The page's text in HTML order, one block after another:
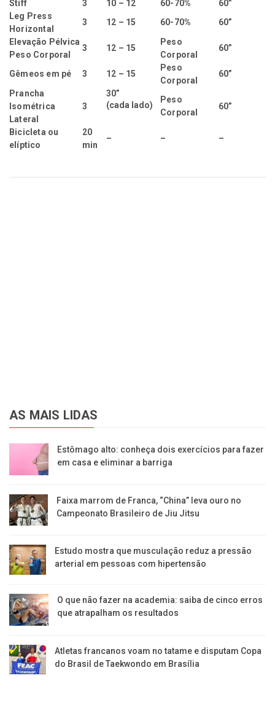
Stiff 3 10 – 12 60-70%
60”
Leg Press
Horizontal
3 12 – 15 60-70%
60”
Elevação Pélvica
Peso Corporal
3 12 – 15
Peso
Corporal
60”
Gêmeos em pé 3 12 – 15
Peso
Corporal
60”
Prancha
Isométrica
Lateral
3
30”
(cada lado)
Peso
Corporal
60”
Bicicleta ou
elíptico
20
min
– – –
AS MAIS LIDAS
Estômago alto: conheça dois exercícios para fazer
em casa e eliminar a barriga
Faixa marrom de Franca, “China” leva ouro no
Campeonato Brasileiro de Jiu Jitsu
Estudo mostra que musculação reduz a pressão
arterial em pessoas com hipertensão
O que não fazer na academia: saiba de cinco erros
que atrapalham os resultados
Atletas francanos voam no tatame e disputam Copa
do Brasil de Taekwondo em Brasília